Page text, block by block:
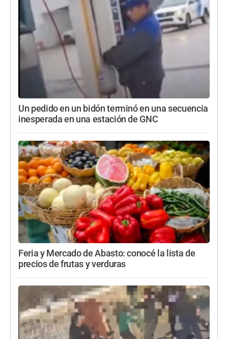
Un pedido en un bidón terminó en una secuencia
inesperada en una estación de GNC
Feria y Mercado de Abasto: conocé la lista de
precios de frutas y verduras